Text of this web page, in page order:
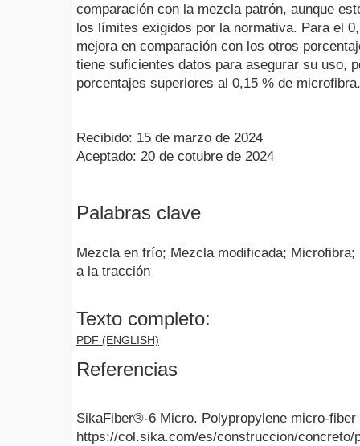
comparación con la mezcla patrón, aunque
los límites exigidos por la normativa. Para el
mejora en comparación con los otros
tiene suficientes datos para asegurar su uso,
porcentajes superiores al 0,15 % de microfibra.
Recibido: 15 de marzo de 2024
Aceptado: 20 de cotubre de 2024
Palabras clave
Mezcla en frío; Mezcla modificada;
a la tracción
Texto completo:
PDF (ENGLISH)
Referencias
SikaFiber®-6 Micro. Polypropylene micro-
https://col.sika.com/es/construccion/